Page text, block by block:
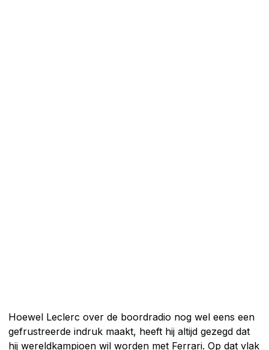
Hoewel Leclerc over de boordradio nog wel eens een
gefrustreerde indruk maakt, heeft hij altijd gezegd dat
hij wereldkampioen wil worden met Ferrari. Op dat vlak